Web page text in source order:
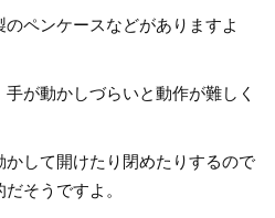
ペンケースなどがありますよ
が動かしづらいと動作が難しく
かして開けたり閉めたりするので
そうですよ。